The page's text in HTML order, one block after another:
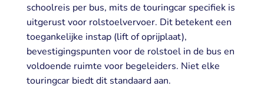
schoolreis per bus, mits de touringcar specifiek is
uitgerust voor rolstoelvervoer. Dit betekent een
toegankelijke instap (lift of oprijplaat),
bevestigingspunten voor de rolstoel in de bus en
voldoende ruimte voor begeleiders. Niet elke
touringcar biedt dit standaard aan.